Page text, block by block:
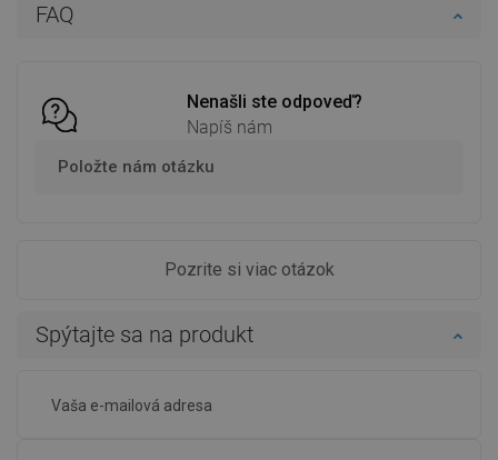
FAQ
Nenašli ste odpoveď?
Napíš nám
Položte nám otázku
Pozrite si viac otázok
Spýtajte sa na produkt